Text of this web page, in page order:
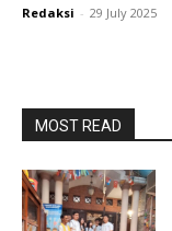
Redaksi - 29 July 2025
MOST READ